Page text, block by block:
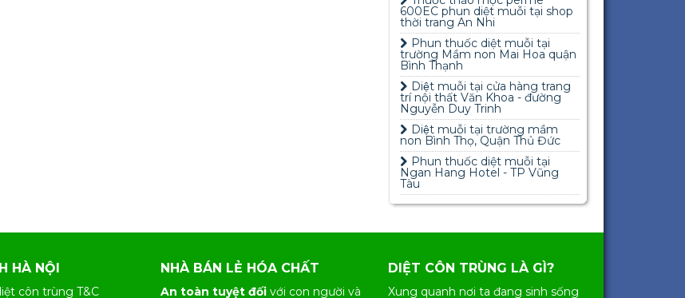
600EC phun diệt muỗi tại shop
thời trang An Nhi
Phun thuốc diệt muỗi tại
trường Mầm non Mai Hoa quận
Bình Thạnh
Diệt muỗi tại cửa hàng trang
trí nội thất Văn Khoa - đường
Nguyễn Duy Trinh
Diệt muỗi tại trường mầm
non Bình Thọ, Quận Thủ Đức
Phun thuốc diệt muỗi tại
Ngan Hang Hotel - TP Vũng
Tàu
HÀ NỘI
côn trùng T&C
NHÀ BÁN LẺ HÓA CHẤT
An toàn tuyệt đối với con người và
DIỆT CÔN TRÙNG LÀ GÌ?
Xung quanh nơi ta đang sinh sống